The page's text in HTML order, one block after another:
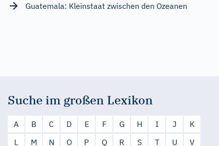
Guatemala: Kleinstaat zwischen den Ozeanen
Suche im großen Lexikon
A B C D E F G H I J
K
L
M N O P Q R S T U
V